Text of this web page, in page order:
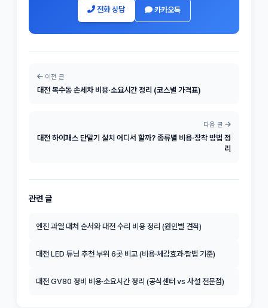
전화 상담 카카오톡
이전 글
대전 복수동 손세차 비용·소요시간 정리 (코스별 가격표)
다음 글
대전 하이패스 단말기 설치 어디서 할까? 종류별 비용·장착 방법 정
리
관련 글
엔진 과열 대처 순서와 대전 수리 비용 정리 (원인별 견적)
대전 LED 튜닝 추천 부위 6곳 비교 (비용·체감효과·합법 기준)
대전 GV80 정비 비용·소요시간 정리 (공식센터 vs 사설 전문점)